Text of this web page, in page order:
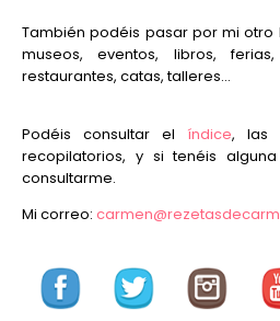
También podéis pasar por mi otro
museos, eventos, libros,
restaurantes, catas, talleres...
Podéis consultar el índice, las
recopilatorios, y si tenéis
consultarme.
Mi correo: